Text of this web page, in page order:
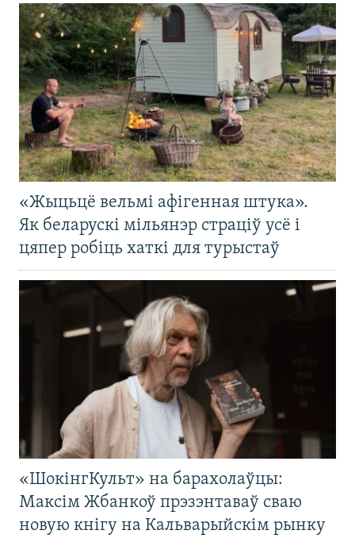
«Жыцьцё вельмі афігенная штука».
Як беларускі мільянэр страціў усё і
цяпер робіць хаткі для турыстаў
«ШокінгКульт» на барахолаўцы:
Максім Жбанкоў прэзэнтаваў сваю
новую кнігу на Кальварыйскім рынку